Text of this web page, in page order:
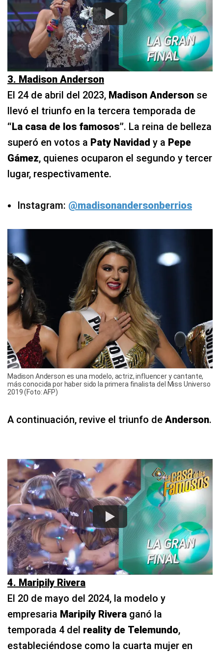
3. Madison Anderson
El 24 de abril del 2023, Madison Anderson se
llevó el triunfo en la tercera temporada de
“La casa de los famosos”. La reina de belleza
superó en votos a Paty Navidad y a Pepe
Gámez, quienes ocuparon el segundo y tercer
lugar, respectivamente.
Instagram: @madisonandersonberrios
Madison Anderson es una modelo, actriz, influencer y cantante,
más conocida por haber sido la primera finalista del Miss Universo
2019 (Foto: AFP)
A continuación, revive el triunfo de Anderson.
4. Maripily Rivera
El 20 de mayo del 2024, la modelo y
empresaria Maripily Rivera ganó la
temporada 4 del reality de Telemundo,
estableciéndose como la cuarta mujer en